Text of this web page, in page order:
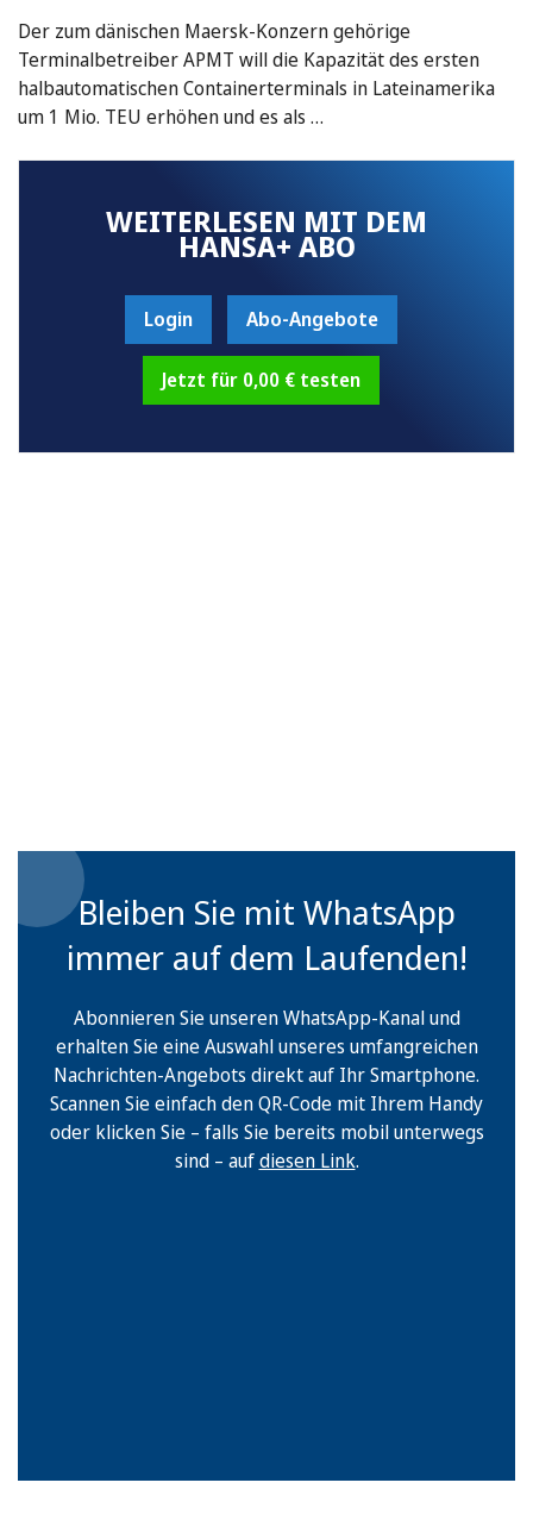
Der zum dänischen Maersk-Konzern gehörige
Terminalbetreiber APMT will die Kapazität des ersten
halbautomatischen Containerterminals in Lateinamerika
um 1 Mio. TEU erhöhen und es als …
WEITERLESEN MIT DEM
HANSA+ ABO
Login Abo-Angebote
Jetzt für 0,00 € testen
Bleiben Sie mit WhatsApp
immer auf dem Laufenden!
Abonnieren Sie unseren WhatsApp-Kanal und
erhalten Sie eine Auswahl unseres umfangreichen
Nachrichten-Angebots direkt auf Ihr Smartphone.
Scannen Sie einfach den QR-Code mit Ihrem Handy
oder klicken Sie – falls Sie bereits mobil unterwegs
sind – aufdiesen Link.